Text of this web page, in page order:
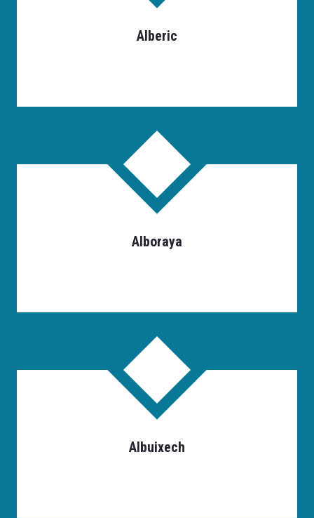
Alberic
Alboraya
Albuixech